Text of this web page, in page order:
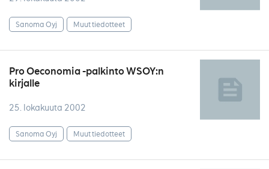
Sanoma Oyj Muut tiedotteet
Pro Oeconomia -palkinto WSOY:n
kirjalle
25. lokakuuta 2002
Sanoma Oyj Muut tiedotteet